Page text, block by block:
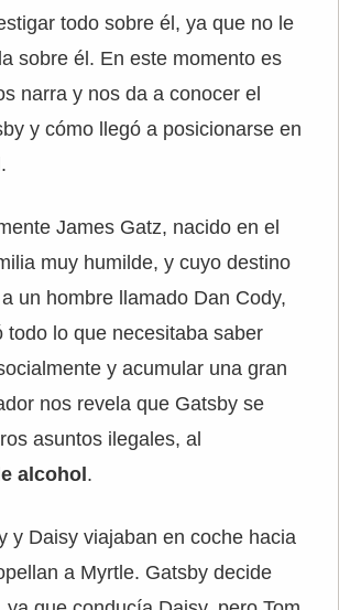
todo sobre él, ya que no le
sobre él. En este momento es
narra y nos da a conocer el
y cómo llegó a posicionarse en
James Gatz, nacido en el
muy humilde, y cuyo destino
un hombre llamado Dan Cody,
todo lo que necesitaba saber
y acumular una gran
nos revela que Gatsby se
asuntos ilegales, al
alcohol .
y Daisy viajaban en coche hacia
a Myrtle. Gatsby decide